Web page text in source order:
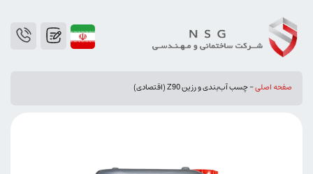
صفحه اصلی-چسب آب‌بندی و رزین Z90 (اقتصادی)